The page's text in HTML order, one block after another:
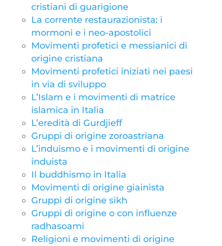
cristiani di guarigione
La corrente restaurazionista: i
mormoni e i neo-apostolici
Movimenti profetici e messianici di
origine cristiana
Movimenti profetici iniziati nei paesi
in via di sviluppo
L’Islam e i movimenti di matrice
islamica in Italia
L’eredità di Gurdjieff
Gruppi di origine zoroastriana
L’induismo e i movimenti di origine
induista
Il buddhismo in Italia
Movimenti di origine giainista
Gruppi di origine sikh
Gruppi di origine o con influenze
radhasoami
Religioni e movimenti di origine